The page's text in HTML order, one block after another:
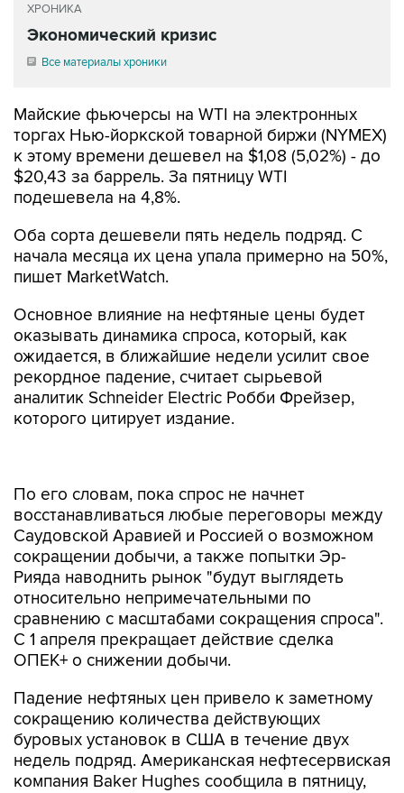
ХРОНИКА
Экономический кризис
Все материалы хроники
Майские фьючерсы на WTI на электронных
торгах Нью-йоркской товарной биржи (NYMEX)
к этому времени дешевел на $1,08 (5,02%) - до
$20,43 за баррель. За пятницу WTI
подешевела на 4,8%.
Оба сорта дешевели пять недель подряд. С
начала месяца их цена упала примерно на 50%,
пишет MarketWatch.
Основное влияние на нефтяные цены будет
оказывать динамика спроса, который, как
ожидается, в ближайшие недели усилит свое
рекордное падение, считает сырьевой
аналитик Schneider Electric Робби Фрейзер,
которого цитирует издание.
Саудовской Аравией и Россией о возможном
сокращении добычи, а также попытки Эр-
Рияда наводнить рынок "будут выглядеть
относительно непримечательными по
сравнению с масштабами сокращения спроса".
С 1 апреля прекращает действие сделка
ОПЕК+ о снижении добычи.
Падение нефтяных цен привело к заметному
буровых установок в США в течение двух
недель подряд. Американская нефтесервиская
компания Baker Hughes сообщила в пятницу,
что на прошлой неделе их число упало на 40
единиц - до 624 установок.